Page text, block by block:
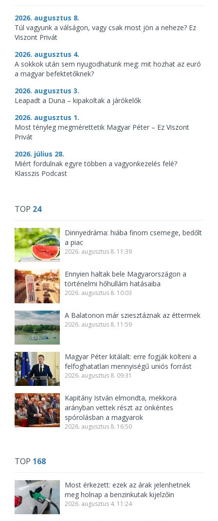
2026. augusztus 8.
Túl vagyunk a válságon, vagy csak most jön a neheze? Ez
Viszont Privát
2026. augusztus 4.
A sokkok után sem nyugodhatunk meg: mit hozhat az euró
a magyar befektetőknek?
2026. augusztus 3.
Leapadt a Duna – kipakoltak a járókelők
2026. augusztus 1.
Most tényleg megmérettetik Magyar Péter – Ez Viszont
Privát
2026. július 28.
Miért fordulnak egyre többen a vagyonkezelés felé?
Klasszis Podcast
TOP 24
Dinnyedráma: hiába finom csemege, bedőlt
a piac
2026. augusztus 8. 11:39
Ennyien haltak bele Magyarországon a
történelmi hőhullám hatásaiba
2026. augusztus 8. 10:03
A Balatonon már sziesztáznak az éttermek
2026. augusztus 8. 11:59
Magyar Péter kitálalt: erre fogják költeni a
felfoghatatlan mennyiségű uniós forrást
2026. augusztus 8. 09:31
Kapitány István elmondta, mekkora
arányban vettek részt az önkéntes
spórolásban a magyarok
2026. augusztus 8. 16:50
TOP 168
Most érkezett: ezek az árak jelenhetnek
meg holnap a benzinkutak kijelzőin
2026. augusztus 4. 11:24